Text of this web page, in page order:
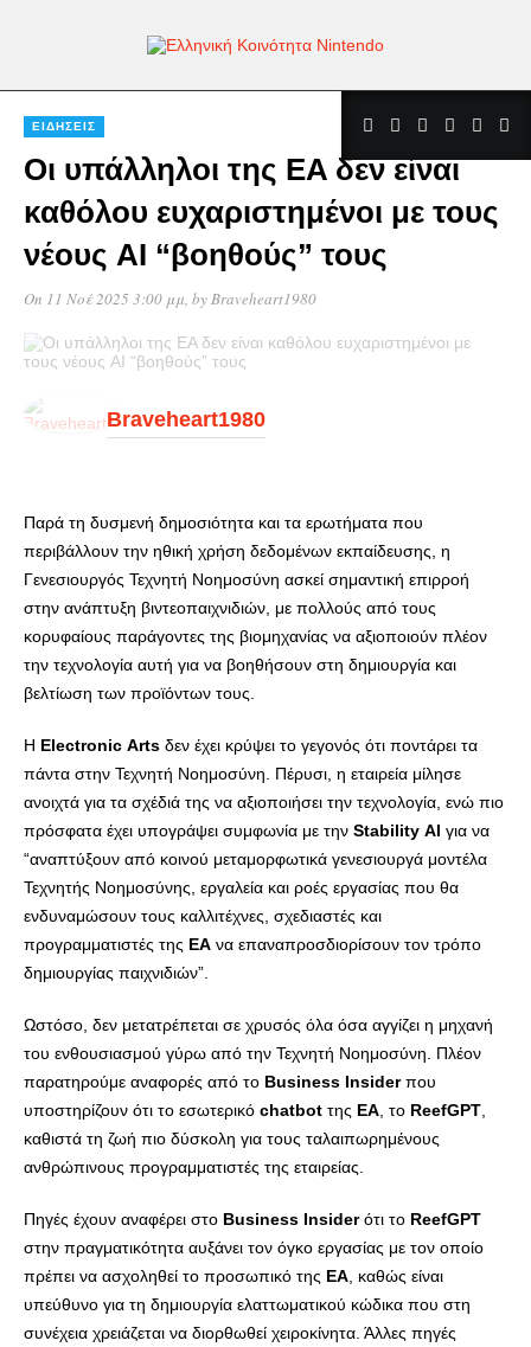
ΕΙΔΉΣΕΙΣ
Οι υπάλληλοι της EA δεν είναι
καθόλου ευχαριστημένοι με τους
νέους AI “βοηθούς” τους
On 11 Νοέ 2025 3:00 μμ, byBraveheart1980
Braveheart1980
Παρά τη δυσμενή δημοσιότητα και τα ερωτήματα που
περιβάλλουν την ηθική χρήση δεδομένων εκπαίδευσης, η
Γενεσιουργός Τεχνητή Νοημοσύνη ασκεί σημαντική επιρροή
στην ανάπτυξη βιντεοπαιχνιδιών, με πολλούς από τους
κορυφαίους παράγοντες της βιομηχανίας να αξιοποιούν πλέον
την τεχνολογία αυτή για να βοηθήσουν στη δημιουργία και
βελτίωση των προϊόντων τους.
Η Electronic Arts δεν έχει κρύψει το γεγονός ότι ποντάρει τα
πάντα στην Τεχνητή Νοημοσύνη. Πέρυσι, η εταιρεία μίλησε
ανοιχτά για τα σχέδιά της να αξιοποιήσει την τεχνολογία, ενώ πιο
πρόσφατα έχει υπογράψει συμφωνία με την Stability AI για να
“αναπτύξουν από κοινού μεταμορφωτικά γενεσιουργά μοντέλα
Τεχνητής Νοημοσύνης, εργαλεία και ροές εργασίας που θα
ενδυναμώσουν τους καλλιτέχνες, σχεδιαστές και
προγραμματιστές της EA να επαναπροσδιορίσουν τον τρόπο
δημιουργίας παιχνιδιών”.
Ωστόσο, δεν μετατρέπεται σε χρυσός όλα όσα αγγίζει η μηχανή
του ενθουσιασμού γύρω από την Τεχνητή Νοημοσύνη. Πλέον
παρατηρούμε αναφορές από το Business Insiderπου
υποστηρίζουν ότι το εσωτερικό chatbot της EA , το ReefGPT
καθιστά τη ζωή πιο δύσκολη για τους ταλαιπωρημένους
ανθρώπινους προγραμματιστές της εταιρείας.
Πηγές έχουν αναφέρει στο Business Insiderότι το ReefGPT
στην πραγματικότητα αυξάνει τον όγκο εργασίας με τον οποίο
πρέπει να ασχοληθεί το προσωπικό της EA , καθώς είναι
υπεύθυνο για τη δημιουργία ελαττωματικού κώδικα που στη
συνέχεια χρειάζεται να διορθωθεί χειροκίνητα. Άλλες πηγές